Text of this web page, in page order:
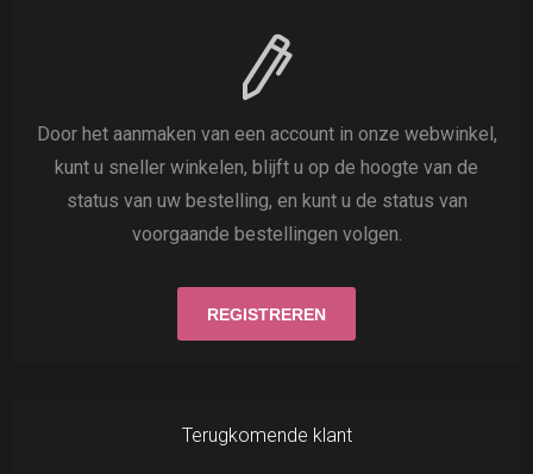
Door het aanmaken van een account in onze webwinkel,
kunt u sneller winkelen, blijft u op de hoogte van de
status van uw bestelling, en kunt u de status van
voorgaande bestellingen volgen.
Terugkomende klant